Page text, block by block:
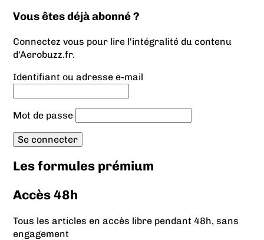
Vous êtes déjà abonné ?
Connectez vous pour lire l'intégralité du contenu
d'Aerobuzz.fr.
Identifiant ou adresse e-mail
Mot de passe
Les formules prémium
Accès 48h
Tous les articles en accès libre pendant 48h, sans
engagement